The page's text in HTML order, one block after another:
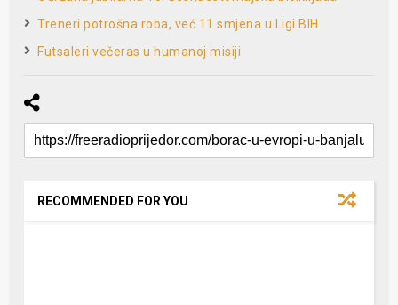
Treneri potrošna roba, već 11 smjena u Ligi BIH
Futsaleri večeras u humanoj misiji
RECOMMENDED FOR YOU